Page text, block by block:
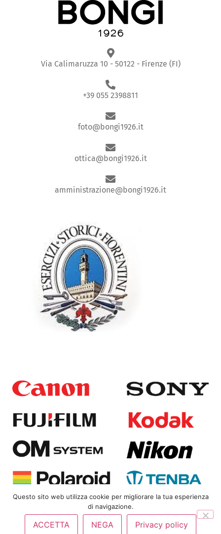
Via Calimaruzza 10 - 50122 - Firenze (FI)
+39 055 2398811
foto@bongi1926.it
ottica@bongi1926.it
amministrazione@bongi1926.it
Copyright© 2025Bongi Srl | P.IVA 01823360480 |Privacy
Policy
Questo sito web utilizza cookie per migliorare la tua esperienza
di navigazione.
ACCETTA NEGA Privacy policy